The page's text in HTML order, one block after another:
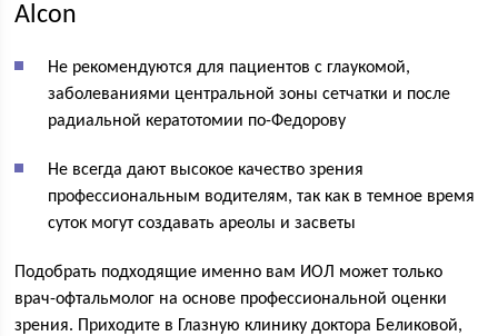
Alcon
Не рекомендуются для пациентов с глаукомой,
заболеваниями центральной зоны сетчатки и после
радиальной кератотомии по-Федорову
Не всегда дают высокое качество зрения
профессиональным водителям, так как в темное время
суток могут создавать ареолы и засветы
Подобрать подходящие именно вам ИОЛ может только
врач-офтальмолог на основе профессиональной оценки
зрения. Приходите в Глазную клинику доктора Беликовой,